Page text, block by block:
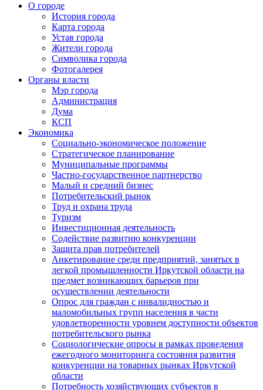
О городе
История города
Карта города
Устав города
Жители города
Символика города
Фотогалерея
Органы власти
Мэр города
Администрация
Дума
КСП
Экономика
Социально-экономическое положение
Стратегическое планирование
Муниципальные программы
Частно-государственное партнерство
Малый и средний бизнес
Потребительский рынок
Труд и охрана труда
Туризм
Инвестиционная деятельность
Содействие развитию конкуренции
Защита прав потребителей
Анкетирование среди предприятий, занятых в
легкой промышленности Иркутской области на
предмет возникающих барьеров при
осуществлении деятельности
Опрос для граждан с инвалидностью и
маломобильных групп населения в части
удовлетворенности уровнем доступности объектов
потребительского рынка
Социологические опросы в рамках проведения
ежегодного мониторинга состояния развития
конкуренции на товарных рынках Иркутской
области
Потребность хозяйствующих субъектов в